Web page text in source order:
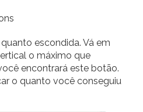
escondida. Vá em
o máximo que
encontrará este botão.
o quanto você conseguiu